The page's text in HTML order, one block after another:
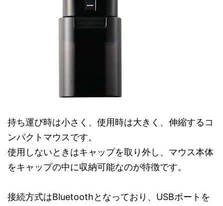
持ち運び時は小さく、使用時は大きく、伸縮するコ
ンパクトマウスです。
使用しないときはキャップを取り外し、マウス本体
をキャップの中に収納可能なのが特徴です。
接続方式はBluetoothとなっており、USBポートを